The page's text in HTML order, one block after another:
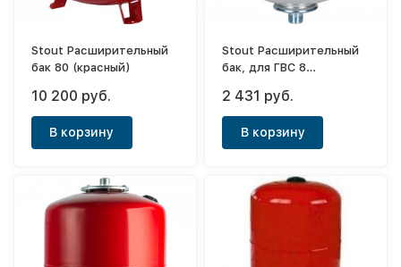
Stout Расширительный
бак 80 (красный)
10 200 руб.
В корзину
Stout Расширительный
бак, для ГВС 8
2 431 руб.
В корзину